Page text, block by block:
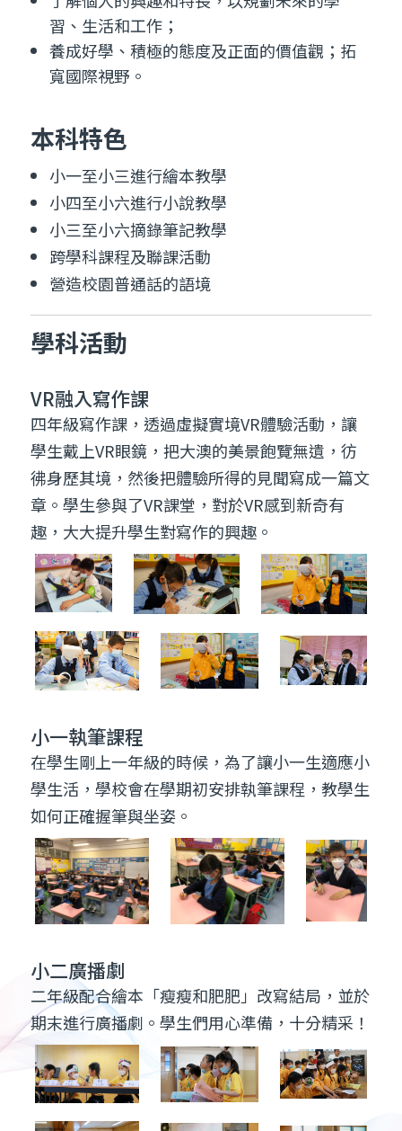
本科特色
小一至小三進行繪本教學
小四至小六進行小說教學
跨學科課程及聯課活動
營造校園普通話的語境
學科活動
VR融入寫作課
學生戴上VR眼鏡，把大澳的美景飽覽無遺，彷
彿身歷其境，然後把體驗所得的見聞寫成一篇文
章。學生參與了VR課堂，對於VR感到新奇有
趣，大大提升學生對寫作的興趣。
小一執筆課程
在學生剛上一年級的時候，為了讓小一生適應小
學生活，學校會在學期初安排執筆課程，教學生
如何正確握筆與坐姿。
小二廣播劇
二年級配合繪本「瘦瘦和肥肥」改寫結局，並於
期末進行廣播劇。學生們用心準備，十分精采！
低年級伴讀計畫